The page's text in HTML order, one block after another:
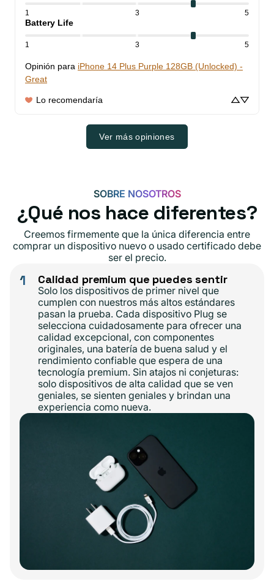
1 3 5
Battery Life
1 3 5
Opinión para iPhone 14 Plus Purple 128GB (Unlocked) -
Great
Lo recomendaría
Ver más opiniones
SOBRE NOSOTROS
¿Qué nos hace diferentes?
Creemos firmemente que la única diferencia entre
comprar un dispositivo nuevo o usado certificado debe
ser el precio.
1 Calidad premium que puedes sentir
Solo los dispositivos de primer nivel que
cumplen con nuestros más altos estándares
pasan la prueba. Cada dispositivo Plug se
selecciona cuidadosamente para ofrecer una
calidad excepcional, con componentes
originales, una batería de buena salud y el
rendimiento confiable que espera de una
tecnología premium. Sin atajos ni conjeturas:
solo dispositivos de alta calidad que se ven
geniales, se sienten geniales y brindan una
experiencia como nueva.